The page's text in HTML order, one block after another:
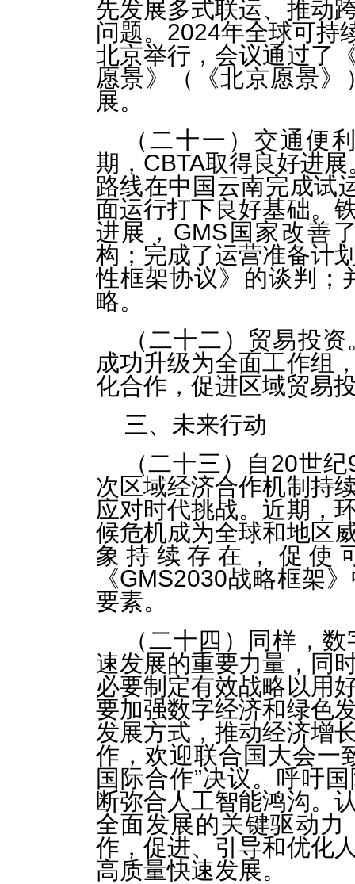
先发展多式联运、推动
问题。2024年全球可持
北京举行，会议通过了
愿景》（《北京愿景
展。
（二十一）交通便
期，CBTA取得良好进
路线在中国云南完成试
面运行打下良好基础。
进展，GMS国家改善
构；完成了运营准备计
性框架协议》的谈判；
略。
（二十二）贸易投
成功升级为全面工作组
化合作，促进区域贸易
三、未来行动
（二十三）自20世
次区域经济合作机制持
应对时代挑战。近期，
候危机成为全球和地区
象持续存在，促使
《GMS2030战略框架
要素。
（二十四）同样，
速发展的重要力量，同
必要制定有效战略以用
要加强数字经济和绿色
发展方式，推动经济增
作，欢迎联合国大会一
国际合作”决议。呼吁
断弥合人工智能鸿沟。
全面发展的关键驱动
作，促进、引导和优化
高质量快速发展。